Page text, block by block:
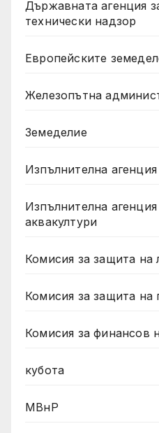
Държавната агенция
технически надзор
Европейските
Железопътна
Земеделие
Изпълнителна
Изпълнителна
аквакултури
Комисия за защита на
Комисия за защита на
Комисия за финансов
кубота
МВнР